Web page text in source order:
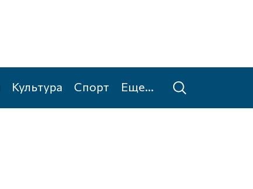
Культура Спорт Еще...